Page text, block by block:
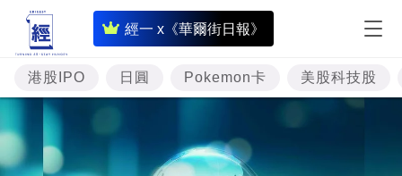
經一 x《華爾街日報》
即
時
財
經
港股IPO 日圓 Pokemon卡 美股科技股